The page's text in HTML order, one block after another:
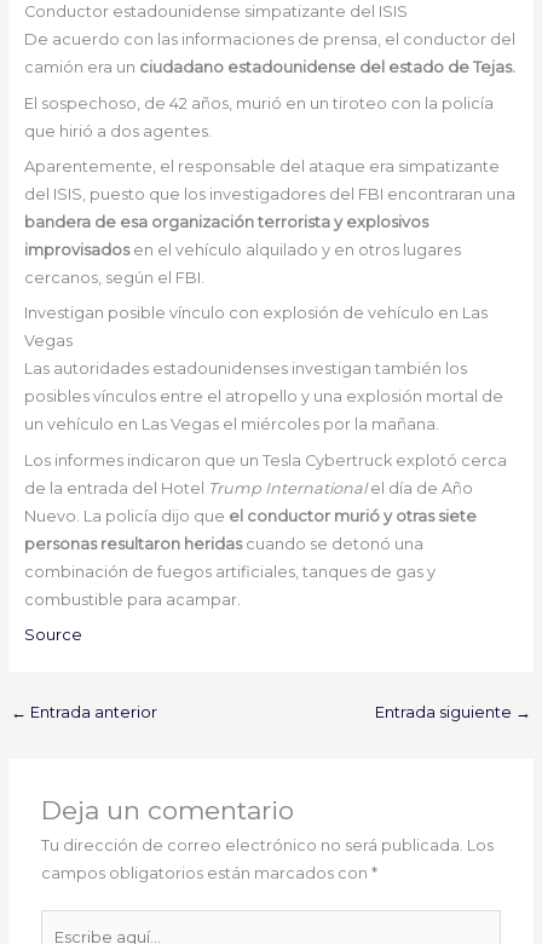
Conductor estadounidense simpatizante del ISIS
De acuerdo con las informaciones de prensa, el conductor del
camión era un ciudadano estadounidense del estado de Tejas.
El sospechoso, de 42 años, murió en un tiroteo con la policía
que hirió a dos agentes.
Aparentemente, el responsable del ataque era simpatizante
del ISIS, puesto que los investigadores del FBI encontraran una
bandera de esa organización terrorista y explosivos
improvisados ​​ en el vehículo alquilado y en otros lugares
cercanos, según el FBI.
Investigan posible vínculo con explosión de vehículo en Las
Vegas
Las autoridades estadounidenses investigan también los
posibles vínculos entre el atropello y una explosión mortal de
un vehículo en Las Vegas el miércoles por la mañana.
Los informes indicaron que un Tesla Cybertruck explotó cerca
de la entrada del Hotel Trump Internationalel día de Año
Nuevo. La policía dijo que el conductor murió y otras siete
personas resultaron heridascuando se detonó una
combinación de fuegos artificiales, tanques de gas y
combustible para acampar.
Source
← Entrada anterior Entrada siguiente →
Deja un comentario
Tu dirección de correo electrónico no será publicada. Los
campos obligatorios están marcados con*